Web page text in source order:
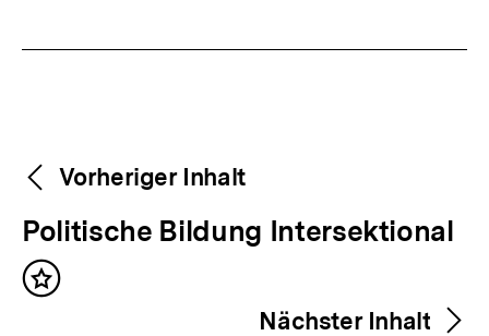
Weitere
Inhalte
Content-
Navigation
Vorheriger Inhalt
V
o
r
Politische Bildung Intersektional
Inhalt
Nächster Inhalt